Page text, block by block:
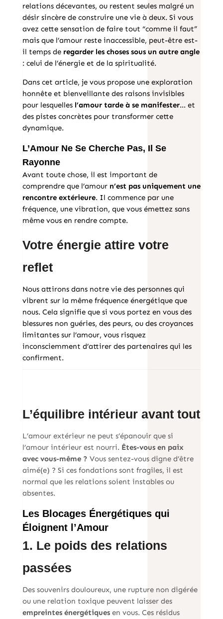
relations décevantes, ou restent seules malgré un
désir sincère de construire une vie à deux. Si vous
avez cette sensation de faire tout “comme il faut”
mais que l’amour reste inaccessible, peut-être est-
il temps de regarder les choses sous un autre angle
: celui de l’énergie et de la spiritualité.
Dans cet article, je vous propose une exploration
honnête et bienveillante des raisons invisibles
pour lesquelles l’amour tarde à se manifester… et
des pistes concrètes pour transformer cette
dynamique.
L’Amour Ne Se Cherche Pas, Il Se
Rayonne
Avant toute chose, il est important de
comprendre que l’amour n’est pas uniquement une
rencontre extérieure. Il commence par une
fréquence, une vibration, que vous émettez sans
même vous en rendre compte.
Votre énergie attire votre
reflet
Nous attirons dans notre vie des personnes qui
vibrent sur la même fréquence énergétique que
nous. Cela signifie que si vous portez en vous des
blessures non guéries, des peurs, ou des croyances
limitantes sur l’amour, vous risquez
inconsciemment d’attirer des partenaires qui les
confirment.
L’équilibre intérieur avant tout
L’amour extérieur ne peut s’épanouir que si
l’amour intérieur est nourri. Êtes-vous en paix
avec vous-même ? Vous sentez-vous digne d’être
aimé(e) ? Si ces fondations sont fragiles, il est
normal que les relations soient instables ou
absentes.
Les Blocages Énergétiques qui
Éloignent l’Amour
1. Le poids des relations
passées
Des souvenirs douloureux, une rupture non digérée
ou une relation toxique peuvent laisser des
empreintes énergétiquesen vous. Ces résidus